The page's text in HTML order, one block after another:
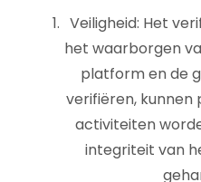
Veiligheid: Het
het waarborgen
platform en de
verifiëren, kunnen
activiteiten
integriteit van